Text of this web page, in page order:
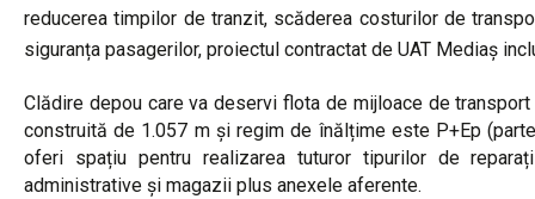
reducerea timpilor de tranzit, scăderea costurilor de
siguranța pasagerilor, proiectul contractat de UAT Mediaș
Clădire depou care va deservi flota de mijloace de
construită de 1.057 m și regim de înălțime este P+Ep
oferi spațiu pentru realizarea tuturor tipurilor de
administrative și magazii plus anexele aferente.